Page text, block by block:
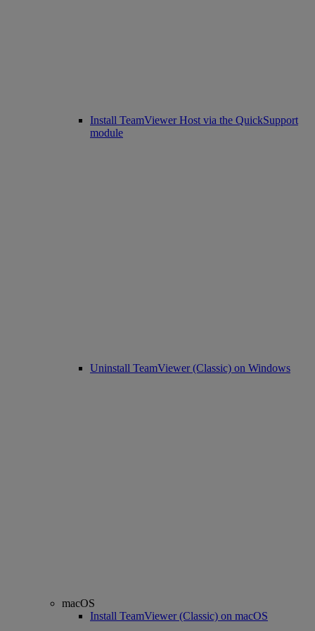
Install TeamViewer Host via the QuickSupport
module
Uninstall TeamViewer (Classic) on Windows
macOS
Install TeamViewer (Classic) on macOS